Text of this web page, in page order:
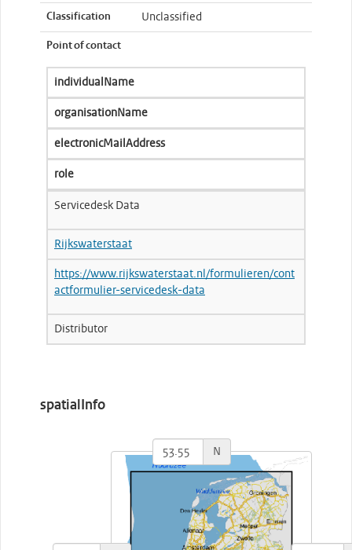
Classification Unclassified
Point of contact
individualName
organisationName
electronicMailAddress
role
Servicedesk Data
Rijkswaterstaat
https://www.rijkswaterstaat.nl/formulieren/cont
actformulier-servicedesk-data
Distributor
spatialInfo
N